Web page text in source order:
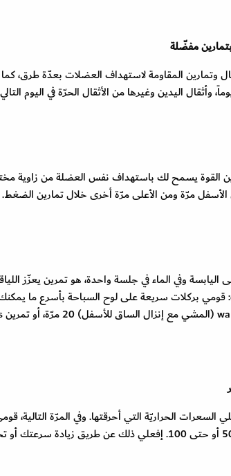
وتمارين المقاومة لاستهداف العضلات بعدّة طرق،
وأثقال اليدين وغيرها من الأثقال الحرّة في اليوم
القوة يسمح لك باستهداف نفس العضلة من زاوية
مرّة ومن الأعلى مرّة أخرى خلال تمارين الضغط.
اليابسة وفي الماء في جلسة واحدة، هو تمرين يعزّز
قومي بركلات سريعة على لوح السباحة بأسرع ما
الحراريّة التي أحرقتها. وفي المرّة التالية،